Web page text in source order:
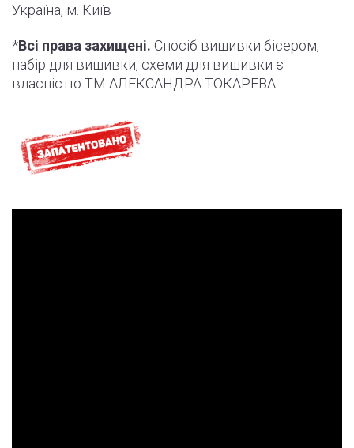
Україна, м. Київ
*Всі права захищені. Спосіб вишивки бісером,
набір для вишивки, схеми для вишивки є
власністю ТМ АЛЕКСАНДРА ТОКАРЕВА